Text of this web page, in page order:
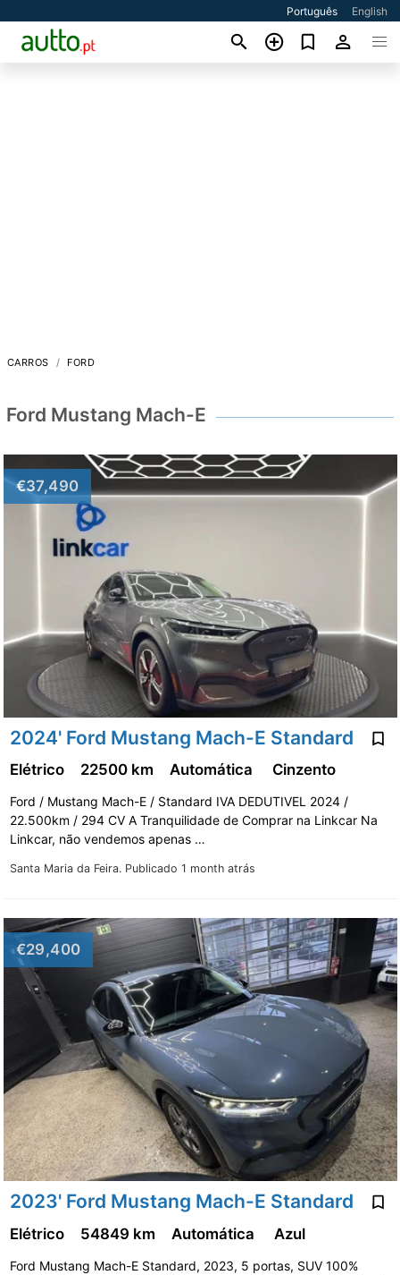
Português English
CARROS FORD
Ford Mustang Mach-E
€37,490
2024' Ford Mustang Mach-E Standard
Santa Maria da Feira. Publicado 1 month atrás
Elétrico 22500 km Automática Cinzento
Ford / Mustang Mach-E / Standard IVA DEDUTIVEL 2024 /
22.500km / 294 CV A Tranquilidade de Comprar na Linkcar Na
Linkcar, não vendemos apenas …
€29,400
2023' Ford Mustang Mach-E Standard
Elétrico 54849 km Automática Azul
Ford Mustang Mach-E Standard, 2023, 5 portas, SUV 100%